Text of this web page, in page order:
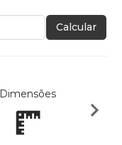
Calcular
Dimensões